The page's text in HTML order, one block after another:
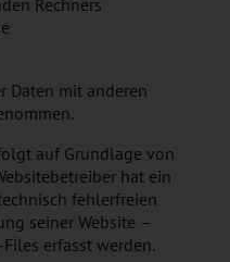
Daten mit anderen
auf Grundlage von
hat ein
fehlerfreien
seiner Website –
erfasst werden.